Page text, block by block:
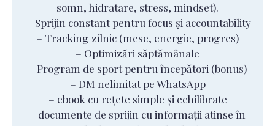
somn, hidratare, stress, mindset).
– Sprijin constant pentru focus și accountability
– Tracking zilnic (mese, energie, progres)
– Optimizări săptămânale
– Program de sport pentru începători (bonus)
– DM nelimitat pe WhatsApp
– ebook cu rețete simple și echilibrate
– documente de sprijin cu informații atinse în